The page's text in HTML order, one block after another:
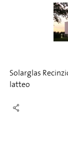
Solarglas
latteo